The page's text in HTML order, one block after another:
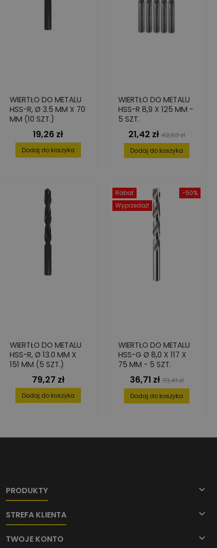
WIERTŁO DO METALU
HSS-R, Ø 3.5 MM X 70
MM (10 SZT.)
Cena
19,26 zł
Dodaj do koszyka
WIERTŁO DO METALU
HSS-R 8,9 X 125 MM -
5 SZT.
Cena
21,42 zł Cena
podstawowa
42,83 zł
Dodaj do koszyka
WIERTŁO DO METALU
HSS-R, Ø 13.0 MM X
151 MM (5 SZT.)
Cena
79,27 zł
Dodaj do koszyka
-50%
Rabat
Wyprzedaż!
WIERTŁO DO METALU
HSS-G Ø 8,0 X 117 X
75 MM - 5 SZT.
Cena
36,71 zł Cena
podstawowa
73,41 zł
Dodaj do koszyka
PRODUKTY 
STREFA KLIENTA 
TWOJE KONTO 